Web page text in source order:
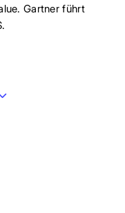
Gartner führt